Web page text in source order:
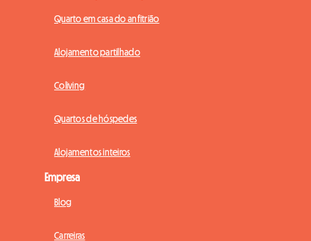
Quarto em casa do anfitrião
Alojamento partilhado
Coliving
Quartos de hóspedes
Alojamentos inteiros
Empresa
Blog
Carreiras